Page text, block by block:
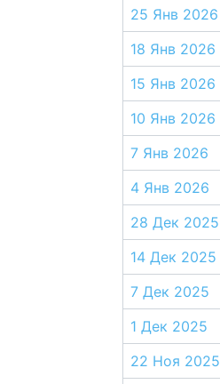
25 Янв 2026
18 Янв 2026
15 Янв 2026
10 Янв 2026
7 Янв 2026
4 Янв 2026
28 Дек 2025
14 Дек 2025
7 Дек 2025
1 Дек 2025
22 Ноя 2025